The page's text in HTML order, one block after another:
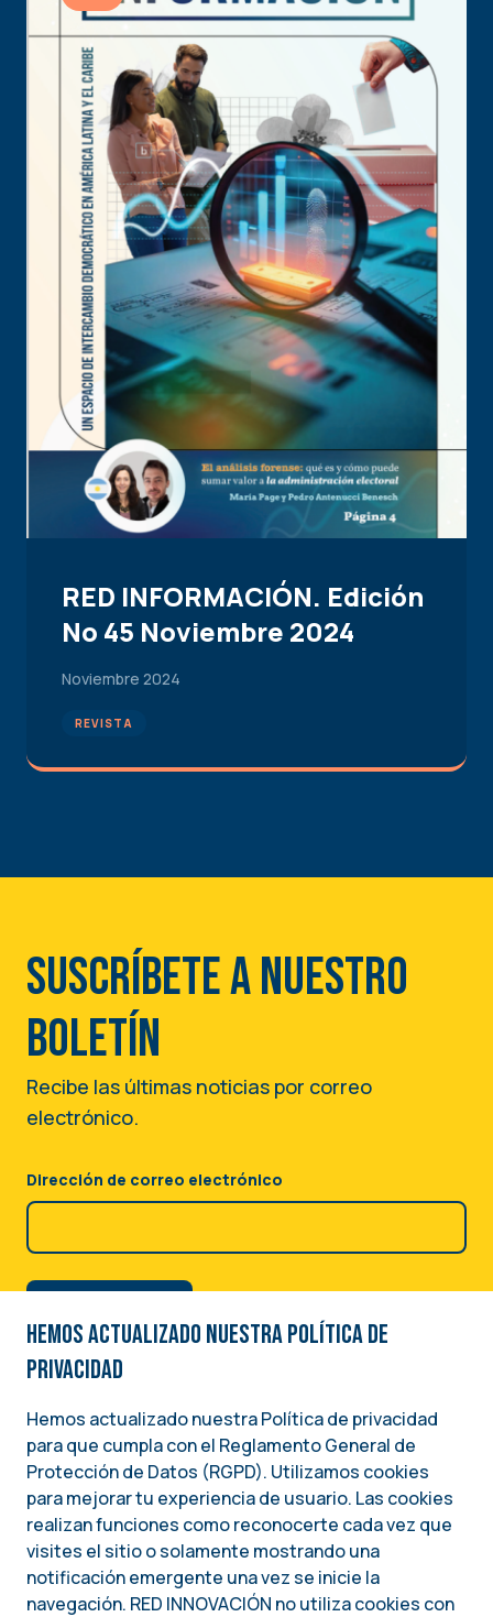
RED INFORMACIÓN. Edición
No 45 Noviembre 2024
Noviembre 2024
REVISTA
Curso virtual: Comunicando
con impacto
19 Diciembre 2024-19 Enero 2025
CURSO
primarias
CONVOCATORIA:
PARTICIPA EN LA EDICIÓN
#46 DE RED INFORMACIÓN
08 Noviembre 2024
INFOGRAFÍA
Ambiental en América
RED INFORMACIÓN. Edición
No 46 Enero 2025
Enero 2025
Suscríbete a nuestro
boletín
Recibe las últimas noticias por correo
electrónico.
Dirección de correo electrónico
Image
Una iniciativa del
INSTITUTO NACIONAL DEMÓCRATA PARA ASUNTOS INTERNACIONALES (NDI)
Hemos actualizado nuestra Política de
privacidad
Hemos actualizado nuestra Política de privacidad
para que cumpla con el Reglamento General de
Protección de Datos (RGPD). Utilizamos cookies
para mejorar tu experiencia de usuario. Las cookies
realizan funciones como reconocerte cada vez que
visites el sitio o solamente mostrando una
notificación emergente una vez se inicie la
navegación. RED INNOVACIÓN no utiliza cookies con